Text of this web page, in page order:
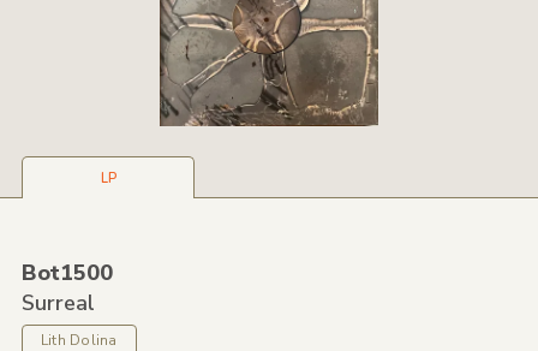
LP
Bot1500
Surreal
Lith Dolina